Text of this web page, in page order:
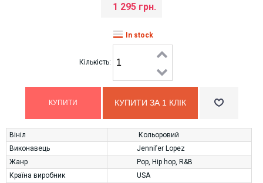
1 295 грн.
In stock
Кількість:
КУПИТИ ЗА 1 КЛIК
Вініл
Кольоровий
Виконавець
Jennifer Lopez
Жанр
Pop Hip hop R&B
Країна виробник
USA